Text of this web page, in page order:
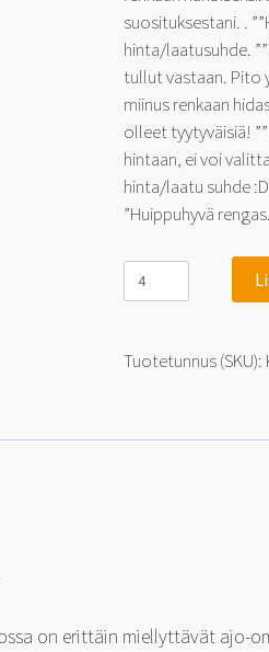
suosituksestani. .
hinta/laatusuhde.
tullut vastaan. Pito
miinus renkaan
olleet tyytyväisiä!
hintaan, ei voi
hinta/laatu suhde
”Huippuhyvä
Linglong
GreenMax
UHP
asiakastyytyväisyys!
Tuotetunnus (SKU):
on erittäin miellyttävät ajo-